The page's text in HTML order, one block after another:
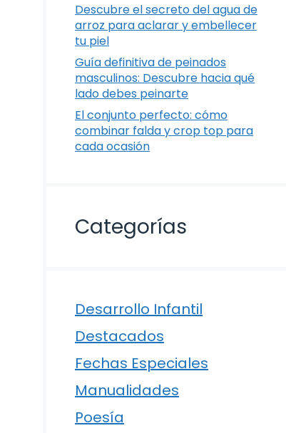
Descubre el secreto del agua de
arroz para aclarar y embellecer
tu piel
Guía definitiva de peinados
masculinos: Descubre hacia qué
lado debes peinarte
El conjunto perfecto: cómo
combinar falda y crop top para
cada ocasión
Categorías
Desarrollo Infantil
Destacados
Fechas Especiales
Manualidades
Poesía